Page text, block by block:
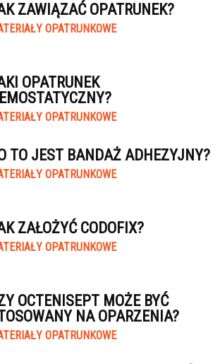
ZAWIĄZAĆ OPATRUNEK?
OPATRUNKOWE
OPATRUNEK
OPATRUNKOWE
TO JEST BANDAŻ ADHEZYJNY?
OPATRUNKOWE
ZAŁOŻYĆ CODOFIX?
OPATRUNKOWE
OCTENISEPT MOŻE BYĆ
NA OPARZENIA?
OPATRUNKOWE